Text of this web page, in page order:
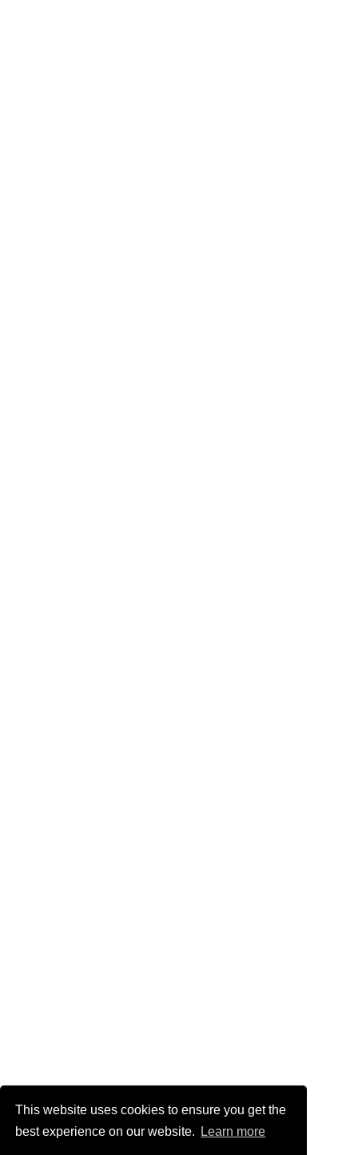
This website uses cookies to ensure you get the
best experience on our website.
Learn more